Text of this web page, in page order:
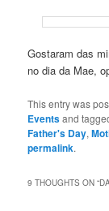
Gostaram das
no dia da Mae,
This entry was
Eventsand
Father's Day,
permalink.
9 THOUGHTS ON “